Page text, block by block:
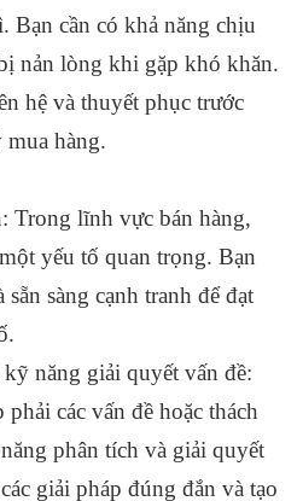
Bạn cần có khả năng chịu
nản lòng khi gặp khó khăn.
hệ và thuyết phục trước
hàng.
Trong lĩnh vực bán hàng,
yếu tố quan trọng. Bạn
sàng cạnh tranh để đạt
năng giải quyết vấn đề:
các vấn đề hoặc thách
phân tích và giải quyết
giải pháp đúng đắn và tạo